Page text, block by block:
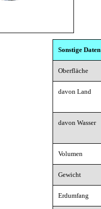
Sonstige Daten
Oberfläche
davon Land
davon Wasser
Volumen
Gewicht
Erdumfang